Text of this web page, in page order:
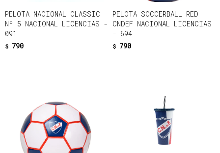
PELOTA NACIONAL CLASSIC
Nº 5 NACIONAL LICENCIAS -
091
$ 790
PELOTA SOCCERBALL RED
CNDEF NACIONAL LICENCIAS
- 694
$ 790